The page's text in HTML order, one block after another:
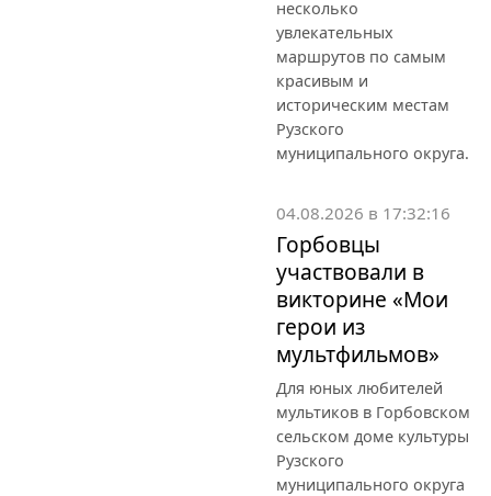
несколько
увлекательных
маршрутов по самым
красивым и
историческим местам
Рузского
муниципального округа.
04.08.2026 в 17:32:16
Горбовцы
участвовали в
викторине «Мои
герои из
мультфильмов»
Для юных любителей
мультиков в Горбовском
сельском доме культуры
Рузского
муниципального округа